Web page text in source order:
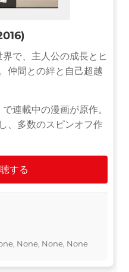
で、主人公の成長とヒ
仲間との絆と自己超越
連載中の漫画が原作。
、多数のスピンオフ作
する
None, None, None